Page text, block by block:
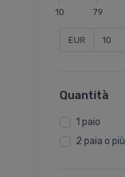
10 79
EUR
Quantità
1 paio
2 paia o più